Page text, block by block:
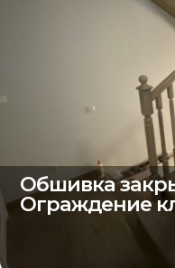
Обшивка
Ограждение